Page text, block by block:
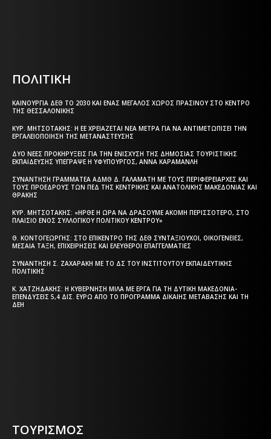
ΠΟΛΙΤΙΚΗ
ΚΑΙΝΟΎΡΓΙΑ ΔΕΘ ΤΟ 2030 ΚΑΙ ΈΝΑΣ ΜΕΓΆΛΟΣ ΧΏΡΟΣ ΠΡΑΣΊΝΟΥ ΣΤΟ ΚΈΝΤΡΟ
ΤΗΣ ΘΕΣΣΑΛΟΝΊΚΗΣ
ΚΥΡ. ΜΗΤΣΟΤΆΚΗΣ: Η ΕΕ ΧΡΕΙΆΖΕΤΑΙ ΝΈΑ ΜΈΤΡΑ ΓΙΑ ΝΑ ΑΝΤΙΜΕΤΩΠΊΣΕΙ ΤΗΝ
ΕΡΓΑΛΕΙΟΠΟΊΗΣΗ ΤΗΣ ΜΕΤΑΝΆΣΤΕΥΣΗΣ
ΔΎΟ ΝΈΕΣ ΠΡΟΚΗΡΎΞΕΙΣ ΓΙΑ ΤΗΝ ΕΝΊΣΧΥΣΗ ΤΗΣ ΔΗΜΌΣΙΑΣ ΤΟΥΡΙΣΤΙΚΉΣ
ΕΚΠΑΊΔΕΥΣΗΣ ΥΠΈΓΡΑΨΕ Η ΥΦΥΠΟΥΡΓΌΣ, ΆΝΝΑ ΚΑΡΑΜΑΝΛΉ
ΣΥΝΆΝΤΗΣΗ ΓΡΑΜΜΑΤΈΑ ΑΔΜΘ Δ. ΓΑΛΑΜΆΤΗ ΜΕ ΤΟΥΣ ΠΕΡΙΦΕΡΕΙΆΡΧΕΣ ΚΑΙ
ΤΟΥΣ ΠΡΟΈΔΡΟΥΣ ΤΩΝ ΠΕΔ ΤΗΣ ΚΕΝΤΡΙΚΉΣ ΚΑΙ ΑΝΑΤΟΛΙΚΉΣ ΜΑΚΕΔΟΝΊΑΣ ΚΑΙ
ΘΡΆΚΗΣ
ΚΥΡ. ΜΗΤΣΟΤΆΚΗΣ: «ΉΡΘΕ Η ΏΡΑ ΝΑ ΔΡΆΣΟΥΜΕ ΑΚΌΜΗ ΠΕΡΙΣΣΌΤΕΡΟ, ΣΤΟ
ΠΛΑΊΣΙΟ ΕΝΌΣ ΣΥΛΛΟΓΙΚΟΎ ΠΟΛΙΤΙΚΟΎ ΚΈΝΤΡΟΥ»
Θ. ΚΟΝΤΟΓΕΏΡΓΗΣ: ΣΤΟ ΕΠΊΚΕΝΤΡΟ ΤΗΣ ΔΕΘ ΣΥΝΤΑΞΙΟΎΧΟΙ, ΟΙΚΟΓΈΝΕΙΕΣ,
ΜΕΣΑΊΑ ΤΆΞΗ, ΕΠΙΧΕΙΡΉΣΕΙΣ ΚΑΙ ΕΛΕΎΘΕΡΟΙ ΕΠΑΓΓΕΛΜΑΤΊΕΣ
ΣΥΝΆΝΤΗΣΗ Σ. ΖΑΧΑΡΆΚΗ ΜΕ ΤΟ ΔΣ ΤΟΥ ΙΝΣΤΙΤΟΎΤΟΥ ΕΚΠΑΙΔΕΥΤΙΚΉΣ
ΠΟΛΙΤΙΚΉΣ
Κ. ΧΑΤΖΗΔΆΚΗΣ: Η ΚΥΒΈΡΝΗΣΗ ΜΙΛΆ ΜΕ ΈΡΓΑ ΓΙΑ ΤΗ ΔΥΤΙΚΉ ΜΑΚΕΔΟΝΊΑ-
ΕΠΕΝΔΎΣΕΙΣ 5,4 ΔΙΣ. ΕΥΡΏ ΑΠΌ ΤΟ ΠΡΌΓΡΑΜΜΑ ΔΊΚΑΙΗΣ ΜΕΤΆΒΑΣΗΣ ΚΑΙ ΤΗ
ΔΕΗ
ΤΟΥΡΙΣΜΟΣ